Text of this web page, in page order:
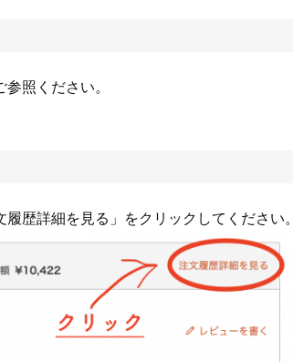
照ください。
歴詳細を見る」をクリックしてください。